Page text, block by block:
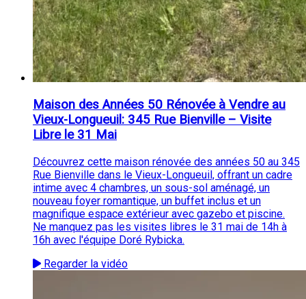
Maison des Années 50 Rénovée à Vendre au
Vieux-Longueuil: 345 Rue Bienville – Visite
Libre le 31 Mai
Découvrez cette maison rénovée des années 50 au 345
Rue Bienville dans le Vieux-Longueuil, offrant un cadre
intime avec 4 chambres, un sous-sol aménagé, un
nouveau foyer romantique, un buffet inclus et un
magnifique espace extérieur avec gazebo et piscine.
Ne manquez pas les visites libres le 31 mai de 14h à
16h avec l'équipe Doré Rybicka.
Regarder la vidéo